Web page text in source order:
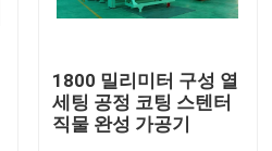
1800 밀리미터 구성 열
세팅 공정 코팅 스텐터
직물 완성 가공기